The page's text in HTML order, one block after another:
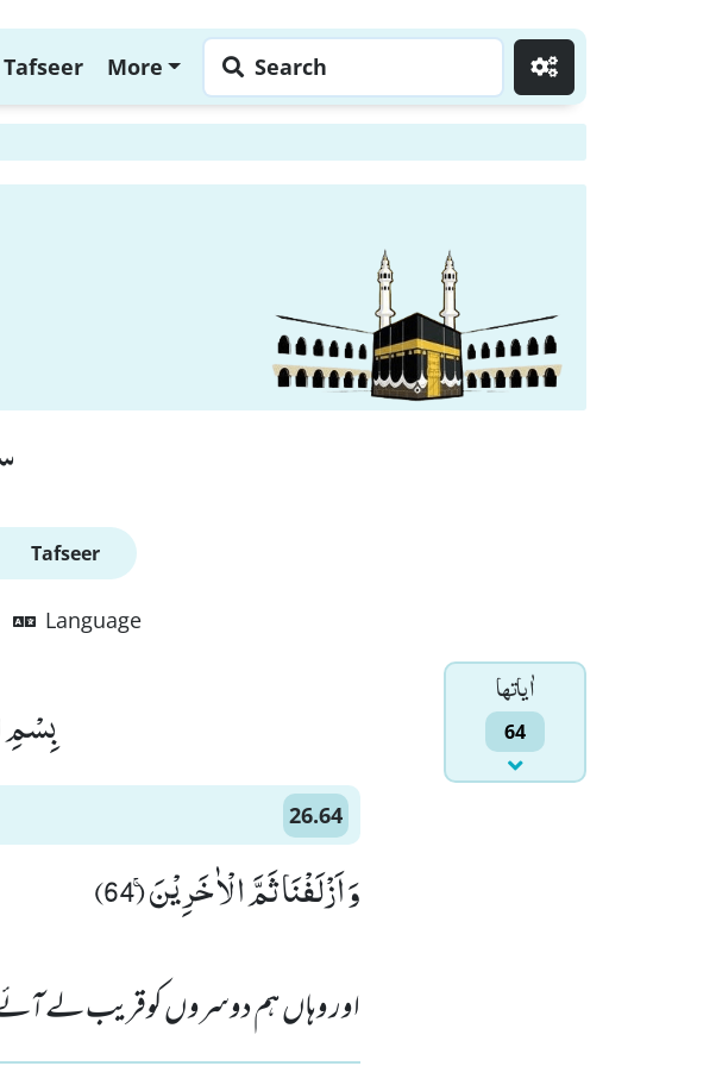
Tafseer More Search
Tafseer
Language
اٰياتها
64 بِسْمِ
26.64
وَ اَزْلَفْنَا ثَمَّ الْاٰخَرِیْنَۚ (64)
اور وہاں ہم دوسروں کوقریب لے